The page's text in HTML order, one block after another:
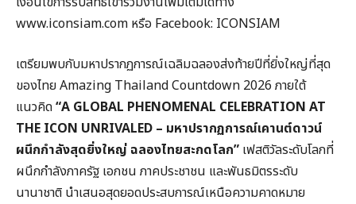
www.iconsiam.com หรือ Facebook: ICONSIAM
เตรียมพบกับมหาปรากฏการณ์เฉลิมฉลองส่งท้ายปีที่ยิ่งใหญ่ที่สุด
ของไทย Amazing Thailand Countdown 2026 ภายใต้
แนวคิด“A GLOBAL PHENOMENAL CELEBRATION AT
THE ICON UNRIVALED – มหาปรากฏการณ์เคานต์ดาวน์
ผนึกกำลังสุดยิ่งใหญ่ ฉลองไทยสะกดโลก” เฟสติวัลระดับโลกที่
ผนึกกำลังภาครัฐ เอกชน ภาคประชาชน และพันธมิตรระดับ
นานาชาติ นำเสนอสุดยอดประสบการณ์เหนือความคาดหมาย